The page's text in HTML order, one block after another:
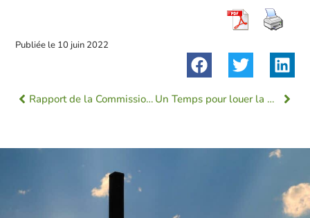
Publiée le 10 juin 2022
Rapport de la Commission Indépendante sur les Abus Sexuels dans l’Église (CIASE) Un Temps pour louer la Création !